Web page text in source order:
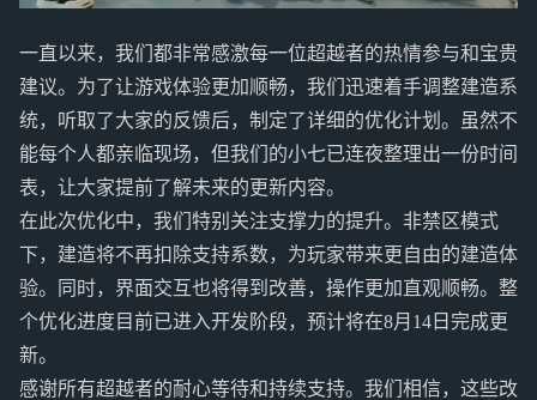
一直以来，我们都非常感激每一位超越者的热情参与和宝贵
建议。为了让游戏体验更加顺畅，我们迅速着手调整建造系
统，听取了大家的反馈后，制定了详细的优化计划。虽然不
能每个人都亲临现场，但我们的小七已连夜整理出一份时间
表，让大家提前了解未来的更新内容。
在此次优化中，我们特别关注支撑力的提升。非禁区模式
下，建造将不再扣除支持系数，为玩家带来更自由的建造体
验。同时，界面交互也将得到改善，操作更加直观顺畅。整
个优化进度目前已进入开发阶段，预计将在8月14日完成更
新。
感谢所有超越者的耐心等待和持续支持。我们相信，这些改